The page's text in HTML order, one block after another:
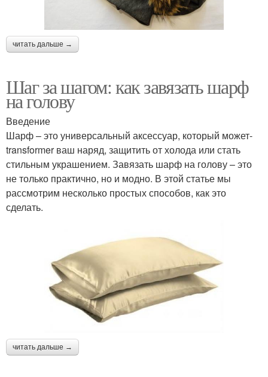
читать дальше →
Шаг за шагом: как завязать шарф
на голову
Введение
Шарф – это универсальный аксессуар, который может-
transformer ваш наряд, защитить от холода или стать
стильным украшением. Завязать шарф на голову – это
не только практично, но и модно. В этой статье мы
рассмотрим несколько простых способов, как это
сделать.
читать дальше →